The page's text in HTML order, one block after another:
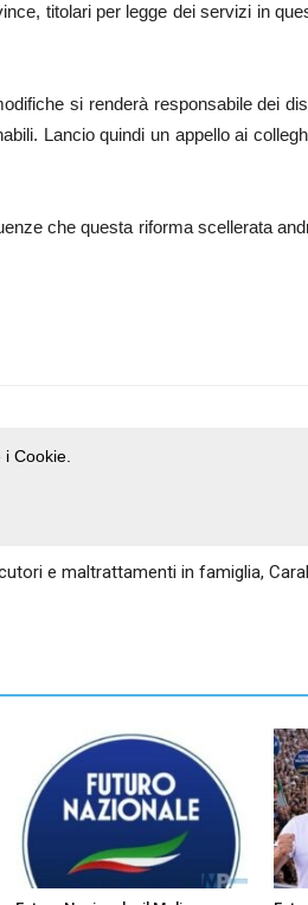
titolari per legge dei servizi in
si renderà responsabile dei
Lancio quindi un appello ai
che questa riforma scellerata
Cookie.
e maltrattamenti in famiglia,